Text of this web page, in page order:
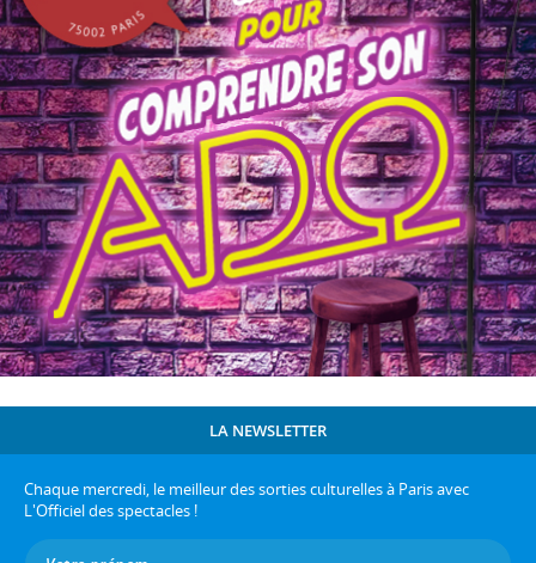
LA NEWSLETTER
Chaque mercredi, le meilleur des sorties culturelles à Paris avec
L'Officiel des spectacles !